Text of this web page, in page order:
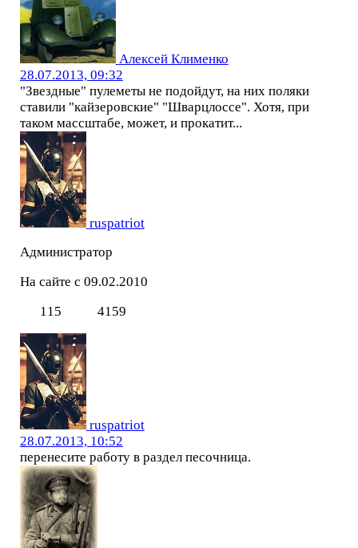
Алексей Клименко
28.07.2013, 09:32
"Звездные" пулеметы не подойдут, на них поляки
ставили "кайзеровские" "Шварцлоссе". Хотя, при
таком массштабе, может, и прокатит...
ruspatriot
Администратор
На сайте с 09.02.2010
115
4159
ruspatriot
28.07.2013, 10:52
перенесите работу в раздел песочница.